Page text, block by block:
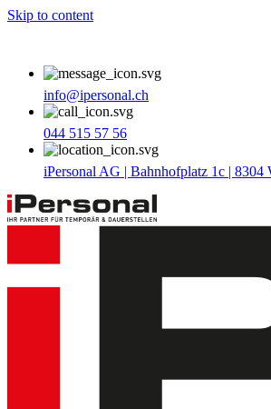
Skip to content
info@ipersonal.ch
044 515 57 56
iPersonal AG | Bahnhofplatz 1c | 8304